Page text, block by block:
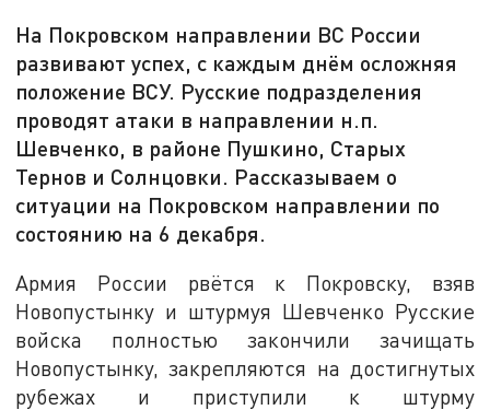
На Покровском направлении ВС России
развивают успех, с каждым днём осложняя
положение ВСУ. Русские подразделения
проводят атаки в направлении н.п.
Шевченко, в районе Пушкино, Старых
Тернов и Солнцовки. Рассказываем о
ситуации на Покровском направлении по
состоянию на 6 декабря.
Армия России рвётся к Покровску, взяв
Новопустынку и штурмуя Шевченко Русские
войска полностью закончили зачищать
Новопустынку, закрепляются на достигнутых
рубежах и приступили к штурму